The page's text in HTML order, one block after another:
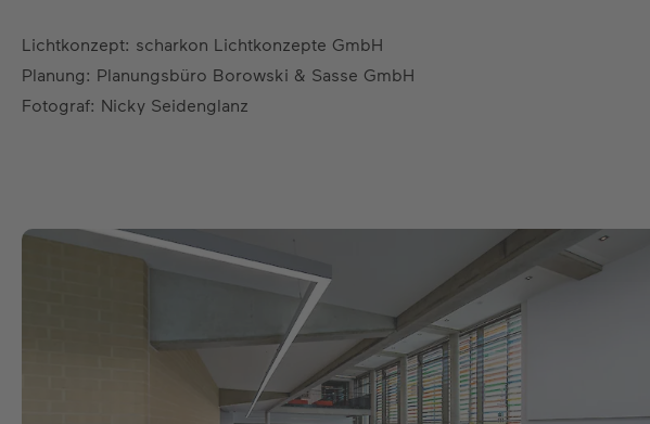
Lichtkonzept: scharkon Lichtkonzepte GmbH
Planung: Planungsbüro Borowski & Sasse GmbH
Fotograf: Nicky Seidenglanz